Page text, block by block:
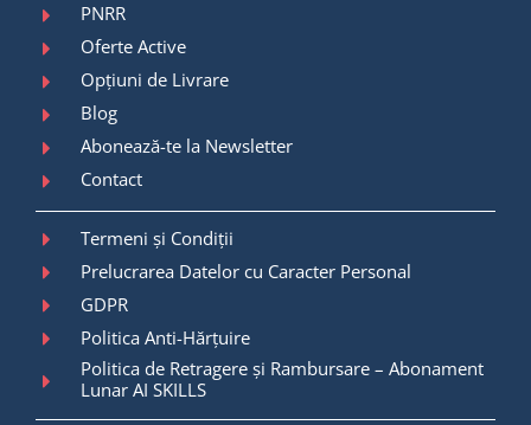
PNRR
Oferte Active
Opțiuni de Livrare
Blog
Abonează-te la Newsletter
Contact
Termeni și Condiții
Prelucrarea Datelor cu Caracter Personal
GDPR
Politica Anti-Hărțuire
Politica de Retragere și Rambursare – Abonament
Lunar AI SKILLS